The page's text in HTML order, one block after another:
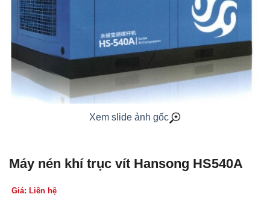
Xem slide ảnh gốc
Máy nén khí trục vít Hansong HS540A
Giá: Liên hệ